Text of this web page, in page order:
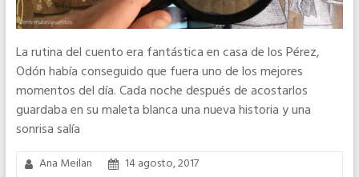
La rutina del cuento era fantástica en casa de los Pérez,
Odón había conseguido que fuera uno de los mejores
momentos del día. Cada noche después de acostarlos
guardaba en su maleta blanca una nueva historia y una
sonrisa salía
Ana Meilan
14 agosto, 2017